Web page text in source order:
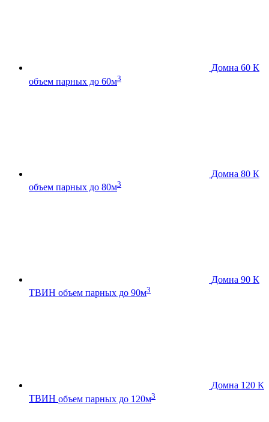
Домна 60 К
объем парных до 60м3
Домна 80 К
объем парных до 80м3
Домна 90 К
ТВИН объем парных до 90м3
Домна 120 К
ТВИН объем парных до 120м3